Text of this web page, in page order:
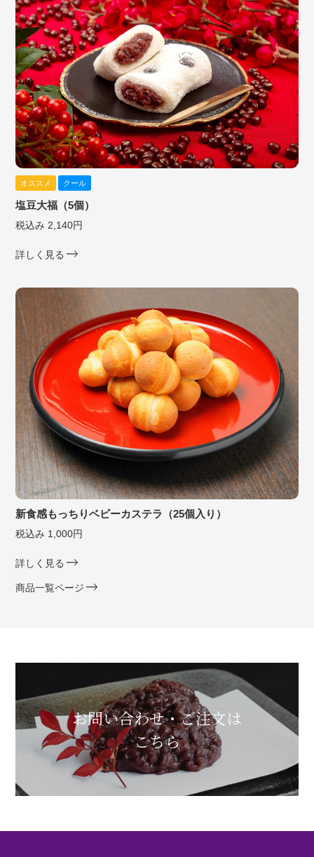
オススメ クール
塩豆大福（5個）
税込み 2,140円
詳しく見る
新食感もっちりベビーカステラ（25個入り）
税込み 1,000円
詳しく見る
商品一覧ページ
お問い合わせ・ご注文は
こちら